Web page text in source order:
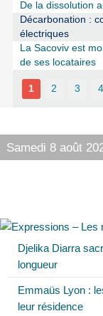
De la dissolution
Décarbonation :
électriques
La Sacoviv est
de ses locataires
1 2 3 4
Samedi 8 août
Djelika Diarra
longueur
Emmaüs Lyon :
leur résidence